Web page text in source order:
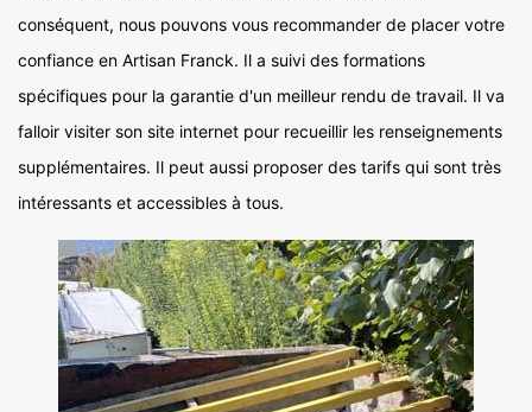
conséquent, nous pouvons vous recommander de placer votre
confiance en Artisan Franck. Il a suivi des formations
spécifiques pour la garantie d'un meilleur rendu de travail. Il va
falloir visiter son site internet pour recueillir les renseignements
supplémentaires. Il peut aussi proposer des tarifs qui sont très
intéressants et accessibles à tous.